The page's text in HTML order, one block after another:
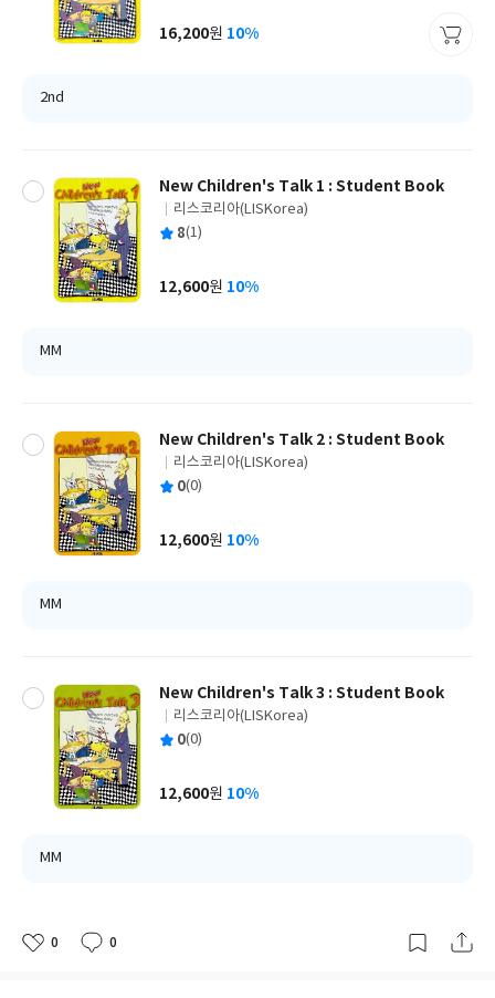
사
가
16,200원 10%
2nd
New Children's Talk 1 : Student Book
글
쓴
출
사
리스코리아(LISKorea)
평 8(1)
가
12,600원 10%
MM
New Children's Talk 2 : Student Book
글
쓴
출
사
리스코리아(LISKorea)
평 0(0)
가
12,600원 10%
MM
New Children's Talk 3 : Student Book
글
쓴
출
사
리스코리아(LISKorea)
평 0(0)
가
12,600원 10%
MM
좋
0
댓
0
작